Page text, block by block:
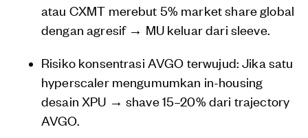
atau CXMT merebut 5% market share global
dengan agresif → MU keluar dari sleeve.
Risiko konsentrasi AVGO terwujud: Jika satu
hyperscaler mengumumkan in-housing
desain XPU → shave 15–20% dari trajectory
AVGO.